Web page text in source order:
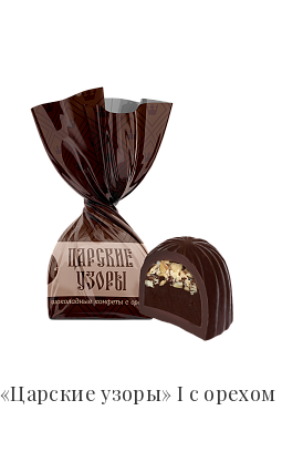
«Царские узоры» I с орехом